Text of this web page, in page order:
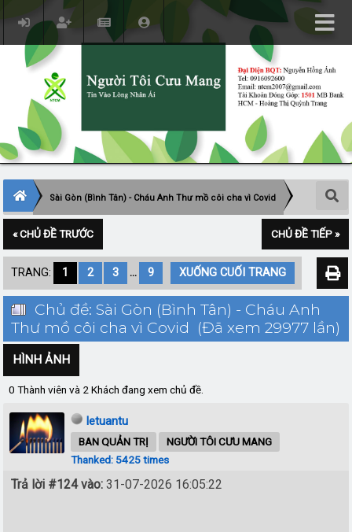
Sài Gòn (Bình Tân) - Cháu Anh Thư mồ côi cha vì Covid
« CHỦ ĐỀ TRƯỚC CHỦ ĐỀ TIẾP »
TRANG: 1 2 3 ... 9 XUỐNG CUỐI TRANG
Chủ đề: Sài Gòn (Bình Tân) - Cháu Anh
Thư mồ côi cha vì Covid (Đã xem 29977 lần)
HÌNH ẢNH
0 Thành viên và 2 Khách đang xem chủ đề.
letuantu
BAN QUẢN TRỊ
NGƯỜI TÔI CƯU MANG
Thanked: 5425 times
Trả lời #124 vào: 31-07-2026 16:05:22